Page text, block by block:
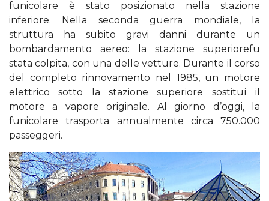
funicolare è stato posizionato nella stazione
inferiore. Nella seconda guerra mondiale, la
struttura ha subito gravi danni durante un
bombardamento aereo: la stazione superiorefu
stata colpita, con una delle vetture. Durante il corso
del completo rinnovamento nel 1985, un motore
elettrico sotto la stazione superiore sostituí il
motore a vapore originale. Al giorno d’oggi, la
funicolare trasporta annualmente circa 750.000
passeggeri.